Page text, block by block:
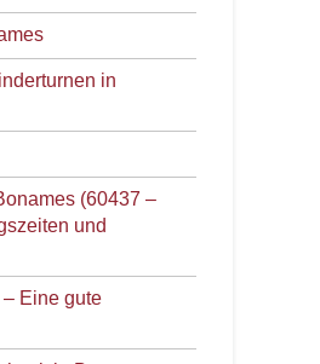
in
(60437 –
und
Eine gute